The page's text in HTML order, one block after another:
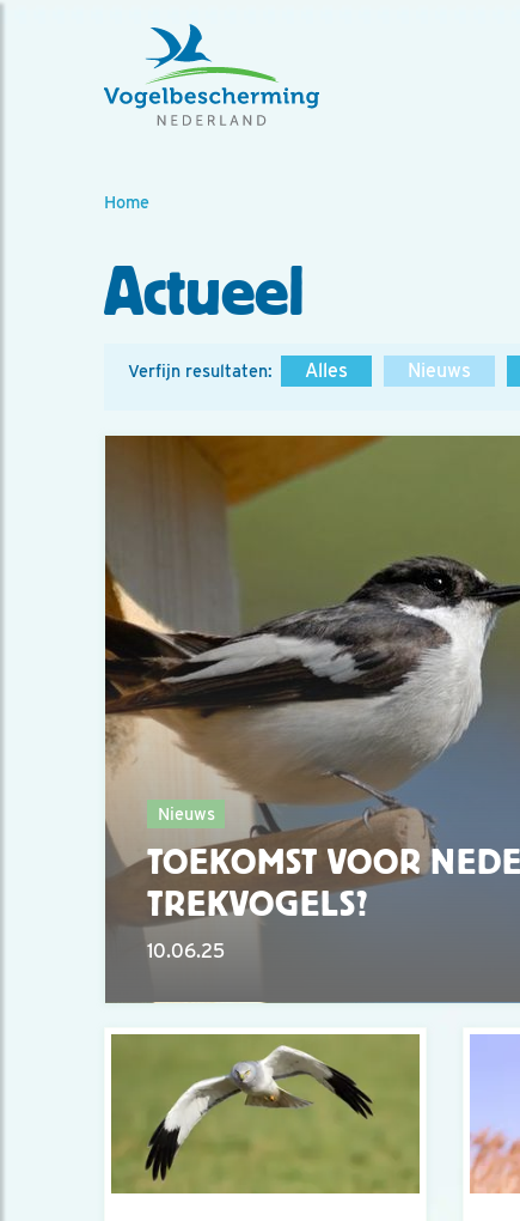
Home
Actueel
Verfijn resultaten: Alles Nieuws
Nieuws
TOEKOMST VOOR
TREKVOGELS?
10.06.25